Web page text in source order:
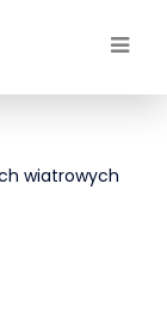
wiatrowych